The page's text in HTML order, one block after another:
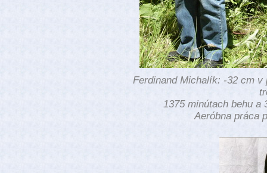
Ferdinand Michalík: -32 cm v
1375 minútach behu a
Aeróbna práca